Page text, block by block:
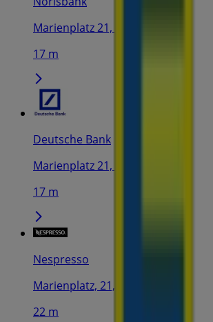
Marienplatz 21, München
17 m
Deutsche Bank
Marienplatz 21, München
17 m
Nespresso
Marienplatz, 21, München
22 m